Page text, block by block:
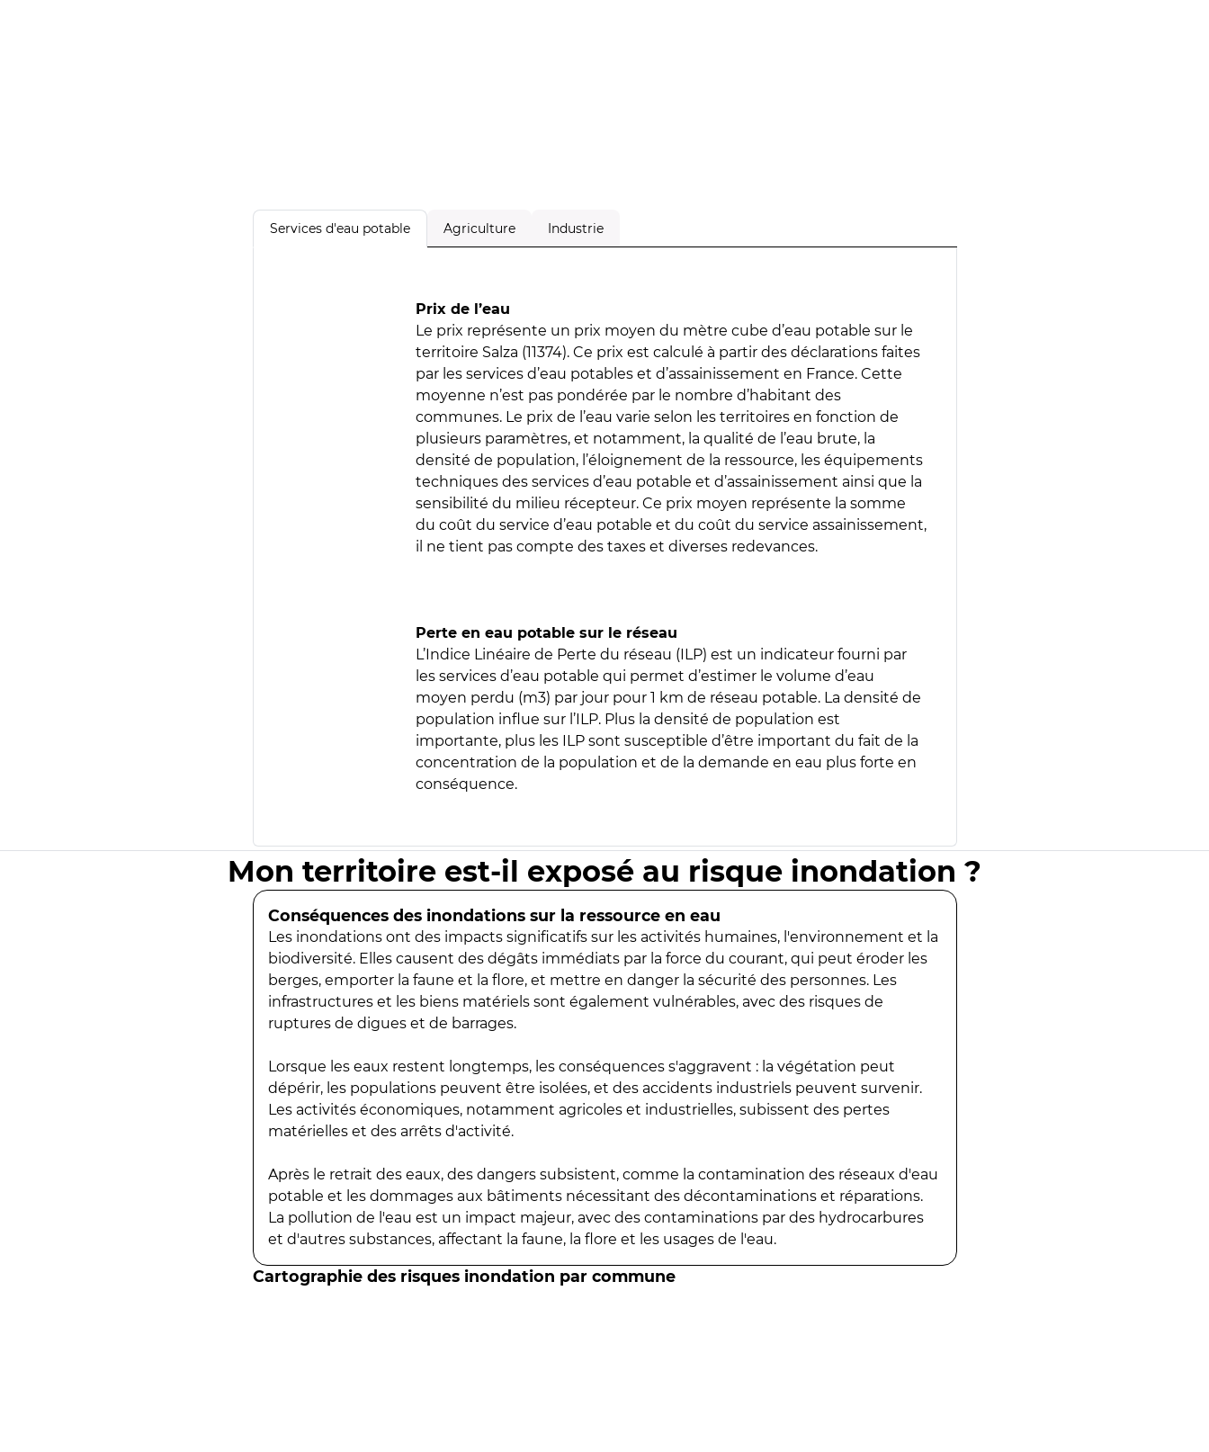
Services d'eau potable Agriculture Industrie
Prix de l’eau
Le prix représente un prix moyen du mètre cube d’eau potable sur le
territoire Salza (11374). Ce prix est calculé à partir des déclarations faites
par les services d’eau potables et d’assainissement en France. Cette
moyenne n’est pas pondérée par le nombre d’habitant des
communes. Le prix de l’eau varie selon les territoires en fonction de
plusieurs paramètres, et notamment, la qualité de l’eau brute, la
densité de population, l’éloignement de la ressource, les équipements
techniques des services d’eau potable et d’assainissement ainsi que la
sensibilité du milieu récepteur. Ce prix moyen représente la somme
du coût du service d’eau potable et du coût du service assainissement,
il ne tient pas compte des taxes et diverses redevances.
Perte en eau potable sur le réseau
L’Indice Linéaire de Perte du réseau (ILP) est un indicateur fourni par
les services d’eau potable qui permet d’estimer le volume d’eau
moyen perdu (m3) par jour pour 1 km de réseau potable. La densité de
population influe sur l’ILP. Plus la densité de population est
importante, plus les ILP sont susceptible d’être important du fait de la
concentration de la population et de la demande en eau plus forte en
conséquence.
Mon territoire est-il exposé au risque inondation ?
Conséquences des inondations sur la ressource en eau
Les inondations ont des impacts significatifs sur les activités humaines, l'environnement et la
biodiversité. Elles causent des dégâts immédiats par la force du courant, qui peut éroder les
berges, emporter la faune et la flore, et mettre en danger la sécurité des personnes. Les
infrastructures et les biens matériels sont également vulnérables, avec des risques de
ruptures de digues et de barrages.
Lorsque les eaux restent longtemps, les conséquences s'aggravent : la végétation peut
dépérir, les populations peuvent être isolées, et des accidents industriels peuvent survenir.
Les activités économiques, notamment agricoles et industrielles, subissent des pertes
matérielles et des arrêts d'activité.
Après le retrait des eaux, des dangers subsistent, comme la contamination des réseaux d'eau
potable et les dommages aux bâtiments nécessitant des décontaminations et réparations.
La pollution de l'eau est un impact majeur, avec des contaminations par des hydrocarbures
et d'autres substances, affectant la faune, la flore et les usages de l'eau.
Cartographie des risques inondation par commune